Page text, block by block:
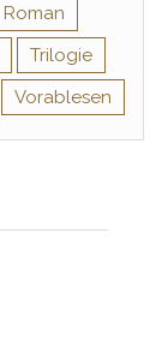
Roman
Trilogie
Vorablesen